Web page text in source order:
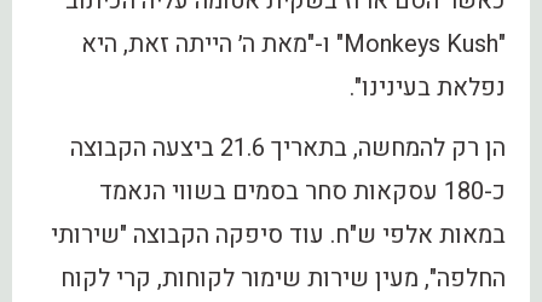
"Monkeys Kush" ו-"מאת ה׳ הייתה זאת, היא
נפלאת בעינינו".
הן רק להמחשה, בתאריך 21.6 ביצעה הקבוצה
כ-180 עסקאות סחר בסמים בשווי הנאמד
במאות אלפי ש"ח. עוד סיפקה הקבוצה "שירותי
החלפה", מעין שירות שימור לקוחות, קרי לקוח